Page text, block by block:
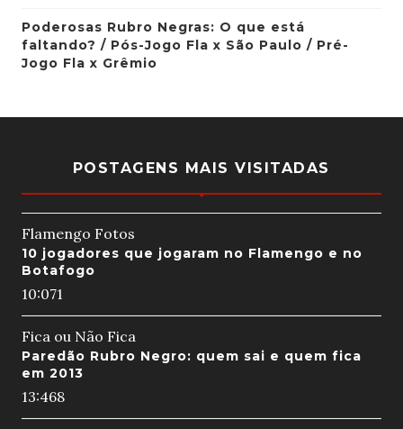
Poderosas Rubro Negras: O que está
faltando? / Pós-Jogo Fla x São Paulo / Pré-
Jogo Fla x Grêmio
POSTAGENS MAIS VISITADAS
Flamengo Fotos
10 jogadores que jogaram no Flamengo e no
Botafogo
10:071
Fica ou Não Fica
Paredão Rubro Negro: quem sai e quem fica
em 2013
13:468